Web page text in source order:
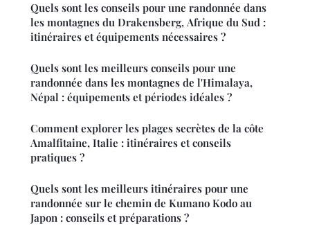
Quels sont les conseils pour une randonnée dans
les montagnes du Drakensberg, Afrique du Sud :
itinéraires et équipements nécessaires ?
Quels sont les meilleurs conseils pour une
randonnée dans les montagnes de l'Himalaya,
Népal : équipements et périodes idéales ?
Comment explorer les plages secrètes de la côte
Amalfitaine, Italie : itinéraires et conseils
pratiques ?
Quels sont les meilleurs itinéraires pour une
randonnée sur le chemin de Kumano Kodo au
Japon : conseils et préparations ?